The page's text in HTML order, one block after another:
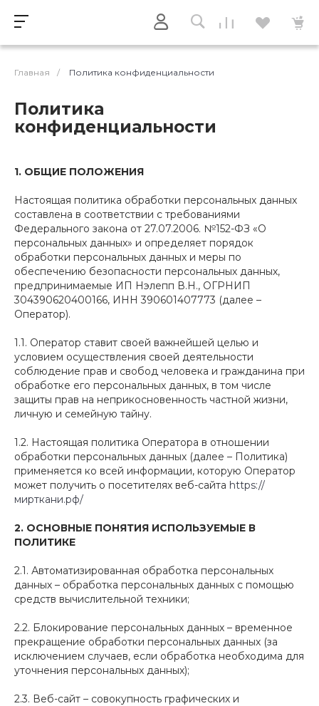
Главная / Политика конфиденциальности
Политика
конфиденциальности
1. ОБЩИЕ ПОЛОЖЕНИЯ
Настоящая политика обработки персональных данных
составлена в соответствии с требованиями
Федерального закона от 27.07.2006. №152-ФЗ «О
персональных данных» и определяет порядок
обработки персональных данных и меры по
обеспечению безопасности персональных данных,
предпринимаемые ИП Нэлепп В.Н., ОГРНИП
304390620400166, ИНН 390601407773 (далее –
Оператор).
1.1. Оператор ставит своей важнейшей целью и
условием осуществления своей деятельности
соблюдение прав и свобод человека и гражданина при
обработке его персональных данных, в том числе
защиты прав на неприкосновенность частной жизни,
личную и семейную тайну.
1.2. Настоящая политика Оператора в отношении
обработки персональных данных (далее – Политика)
применяется ко всей информации, которую Оператор
может получить о посетителях веб-сайта https://
мирткани.рф/
2. ОСНОВНЫЕ ПОНЯТИЯ ИСПОЛЬЗУЕМЫЕ В
ПОЛИТИКЕ
2.1. Автоматизированная обработка персональных
данных – обработка персональных данных с помощью
средств вычислительной техники;
2.2. Блокирование персональных данных – временное
прекращение обработки персональных данных (за
исключением случаев, если обработка необходима для
уточнения персональных данных);
2.3. Веб-сайт – совокупность графических и